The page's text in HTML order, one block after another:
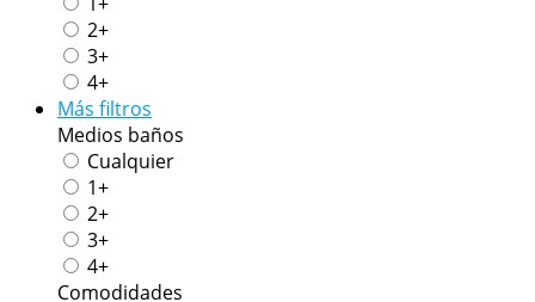
2+
3+
4+
Más filtros
Medios baños
Cualquier
1+
2+
3+
4+
Comodidades